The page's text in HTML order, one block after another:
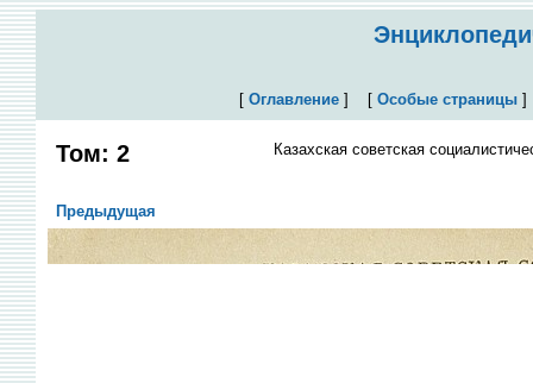
[ Оглавление] [ Особые страницы
Том: 2 Казахская советская
Предыдущая